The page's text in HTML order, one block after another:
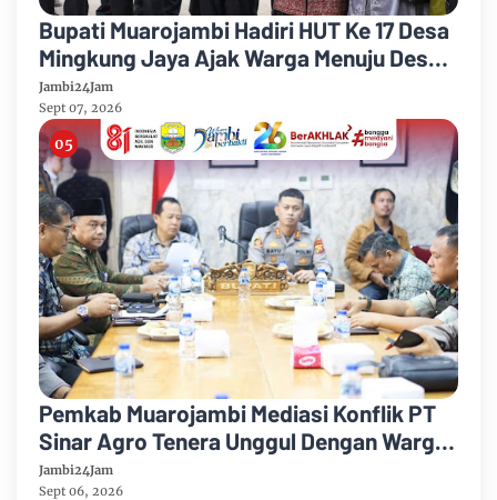
Bupati Muarojambi Hadiri HUT Ke 17 Desa
Mingkung Jaya Ajak Warga Menuju Desa
Mandiri 2026
Jambi24Jam
Sept 07, 2026
Pemkab Muarojambi Mediasi Konflik PT
Sinar Agro Tenera Unggul Dengan Warga
Sipin Teluk Duren
Jambi24Jam
Sept 06, 2026